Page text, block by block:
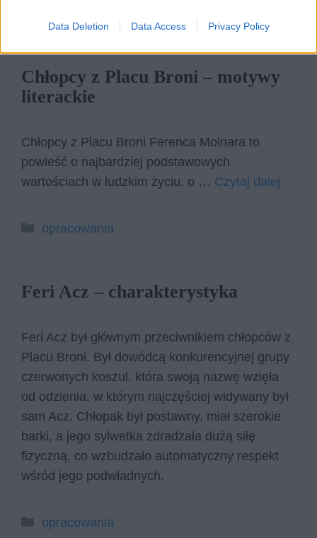
Data Deletion Data Access Privacy Policy
Chłopcy z Placu Broni – motywy
literackie
Chłopcy z Placu Broni Ferenca Molnara to
powieść o najbardziej podstawowych
wartościach w ludzkim życiu, o … Czytaj dalej
Kategorie
opracowania
Feri Acz – charakterystyka
Feri Acz był głównym przeciwnikiem chłopców z
Placu Broni. Był dowódcą konkurencyjnej grupy
czerwonych koszul, która swoją nazwę wzięła
od odzienia, w którym najczęściej widywany był
sam Acz. Chłopak był postawny, miał szerokie
barki, a jego sylwetka zdradzała dużą siłę
fizyczną, co wzbudzało automatyczny respekt
wśród jego podwładnych.
Kategorie
opracowania